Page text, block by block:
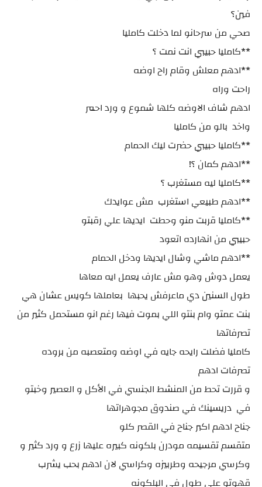
فين؟
صحي من سرحانو لما دخلت كامليا
**كامليا حبيبي انت نمت ؟
**ادهم معلش وقام راح اوضه
راحت وراه
ادهم شاف الاوضه كلها شموع و ورد احمر
واخد بالو من كامليا
**كامليا حبيبي حضرت ليك الحمام
**ادهم كمان ؟!
**كامليا ليه مستغرب ؟
**ادهم طبيعي استغرب مش عوايدك
**كامليا قربت منو وحطت ايديها علي رقبتو
حبيبي من انهارده اتعود
**ادهم ماشي وشال ايديها ودخل الحمام
يعمل دوش وهو مش عارف يعمل ايه معاها
طول السنين دي ماعرفش يحبها بعاملها كويس عشان هي
بنت عمتو وام بنتو اللي بموت فيها رغم انو مستحمل كثير من
تصرفاتها
كامليا فضلت رايحه جايه في اوضه ومتعصبه من بروده
تصرفات ادهم
و قررت تحط من المنشط الجنسي في الأكل و العصير وخبتو
في دريسينك في صندوق مجوهراتها
جناح ادهم اكبر جناح في القصر كلو
متقسم تقسيمه مودرن بلكونه كبيره عليها زرع و ورد كثير و
وكرسي مرجيحه وطربيزه وكراسي لان ادهم بحب يشرب
قهوتو علي طول في البلكونه